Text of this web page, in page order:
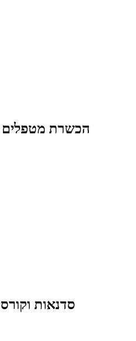
הכשרת מטפלים
סדנאות